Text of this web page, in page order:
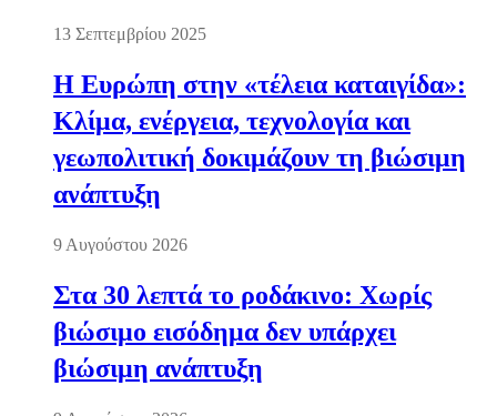
13 Σεπτεμβρίου 2025
Η Ευρώπη στην «τέλεια καταιγίδα»:
Κλίμα, ενέργεια, τεχνολογία και
γεωπολιτική δοκιμάζουν τη βιώσιμη
ανάπτυξη
9 Αυγούστου 2026
Στα 30 λεπτά το ροδάκινο: Χωρίς
βιώσιμο εισόδημα δεν υπάρχει
βιώσιμη ανάπτυξη